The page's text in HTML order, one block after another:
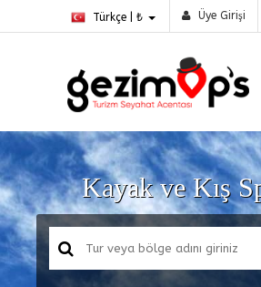
Türkçe | ₺ Üye Girişi
Kayak ve Kış